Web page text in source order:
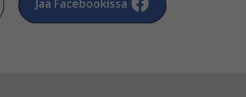
Jaa Facebookissa